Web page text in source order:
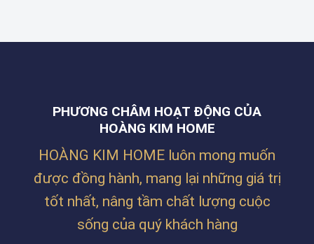
PHƯỚC
MAX
RÈM
SIÊU
ẤM
CÚNG
CỦA
CHỊ
TẠI
BÁ
VÀNH
PHƯƠNG CHÂM HOẠT ĐỘNG CỦA
HOÀNG KIM HOME
HOÀNG KIM HOME luôn mong muốn
được đồng hành, mang lại những giá trị
tốt nhất, nâng tầm chất lượng cuộc
sống của quý khách hàng